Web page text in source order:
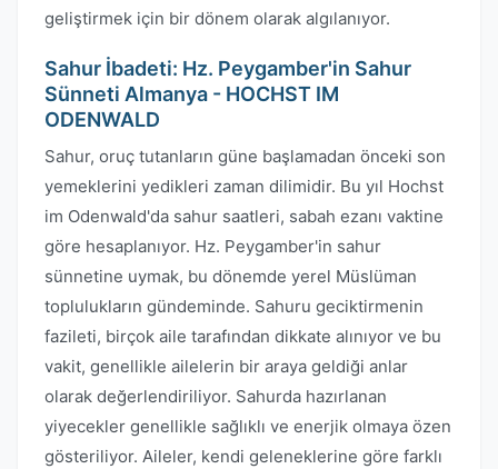
geliştirmek için bir dönem olarak algılanıyor.
Sahur İbadeti: Hz. Peygamber'in Sahur
Sünneti Almanya - HOCHST IM
ODENWALD
Sahur, oruç tutanların güne başlamadan önceki son
yemeklerini yedikleri zaman dilimidir. Bu yıl Hochst
im Odenwald'da sahur saatleri, sabah ezanı vaktine
göre hesaplanıyor. Hz. Peygamber'in sahur
sünnetine uymak, bu dönemde yerel Müslüman
toplulukların gündeminde. Sahuru geciktirmenin
fazileti, birçok aile tarafından dikkate alınıyor ve bu
vakit, genellikle ailelerin bir araya geldiği anlar
olarak değerlendiriliyor. Sahurda hazırlanan
yiyecekler genellikle sağlıklı ve enerjik olmaya özen
gösteriliyor. Aileler, kendi geleneklerine göre farklı